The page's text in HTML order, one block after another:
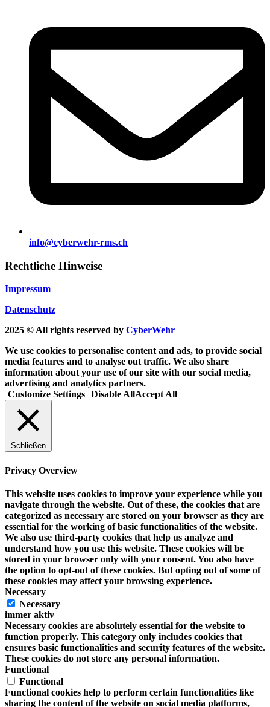
info@cyberwehr-rms.ch
Rechtliche Hinweise
Impressum
Datenschutz
2025 © All rights reserved by CyberWehr
We use cookies to personalise content and ads, to provide social
media features and to analyse out traffic. We also share
information about your use of our site with our social media,
advertising and analytics partners.
Customize Settings Disable AllAccept All
Schließen
Privacy Overview
This website uses cookies to improve your experience while you
navigate through the website. Out of these, the cookies that are
categorized as necessary are stored on your browser as they are
essential for the working of basic functionalities of the website.
We also use third-party cookies that help us analyze and
understand how you use this website. These cookies will be
stored in your browser only with your consent. You also have
the option to opt-out of these cookies. But opting out of some of
these cookies may affect your browsing experience.
Necessary
Necessary
immer aktiv
Necessary cookies are absolutely essential for the website to
function properly. This category only includes cookies that
ensures basic functionalities and security features of the website.
These cookies do not store any personal information.
Functional
Functional
Functional cookies help to perform certain functionalities like
sharing the content of the website on social media platforms,